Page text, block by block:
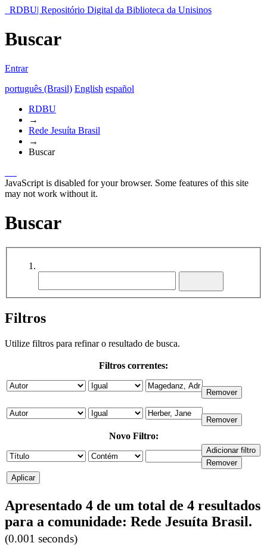
RDBU| Repositório Digital da Biblioteca da Unisinos
Buscar
Entrar
português (Brasil) English español
RDBU
→
Rede Jesuíta Brasil
→
Buscar
JavaScript is disabled for your browser. Some features of this site
may not work without it.
Buscar
Filtros
Utilize filtros para refinar o resultado de busca.
Filtros correntes:
Novo Filtro:
Apresentado 4 de um total de 4 resultados
para a comunidade: Rede Jesuíta Brasil.
(0.001 seconds)